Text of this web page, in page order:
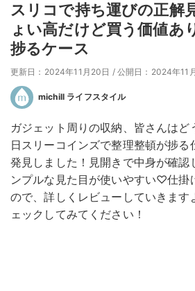
スリコで持ち運びの正解
ょい高だけど買う価値あ
捗るケース
更新日：2024年11月20日 / 公開日：2024年11
michill ライフスタイル
ガジェット周りの収納、皆さんはど
日スリーコインズで整理整頓が捗る
発見しました！見開きで中身が確認
ンプルな見た目が使いやすい♡仕掛
ので、詳しくレビューしていきま
ェックしてみてください！